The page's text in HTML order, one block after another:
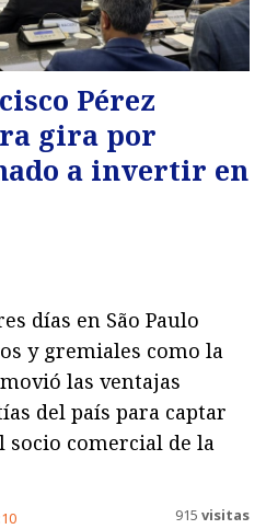
Pérez
gira por
a invertir en
días en São Paulo
y gremiales como la
las ventajas
del país para captar
comercial de la
915 visitas